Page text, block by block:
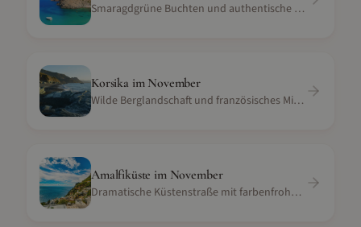
Smaragdgrüne Buchten und authentische Kultur
Korsika im November
Wilde Berglandschaft und französisches Mittelmeer
Amalfiküste im November
Dramatische Küstenstraße mit farbenfrohen Dörfern und blauem Meer